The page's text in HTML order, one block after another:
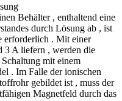
Behälter , enthaltend eine
durch Lösung ab , ist
erforderlich . Mit einer
3 A liefern , werden die
mit einem
. Im Falle der ionischen
gebildet ist , muss der
Magnetfeld durch das